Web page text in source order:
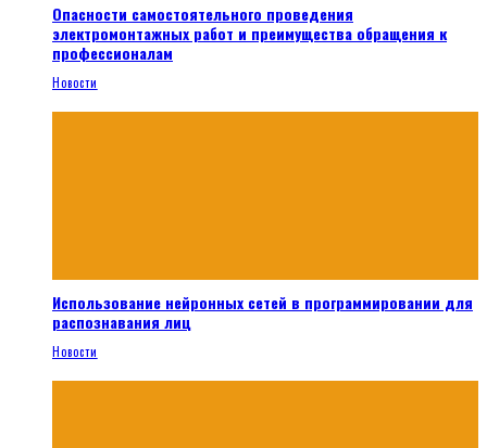
Опасности самостоятельного проведения
электромонтажных работ и преимущества обращения к
профессионалам
Новости
Использование нейронных сетей в программировании для
распознавания лиц
Новости